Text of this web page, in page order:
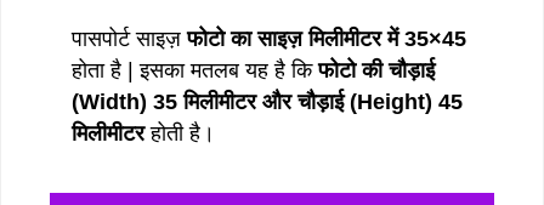
पासपोर्ट साइज़फोटो का साइज़ मिलीमीटर में 35×45
होता है | इसका मतलब यह है किफोटो की चौड़ाई
(Width) 35 मिलीमीटर और चौड़ाई (Height) 45
मिलीमीटरहोती है।